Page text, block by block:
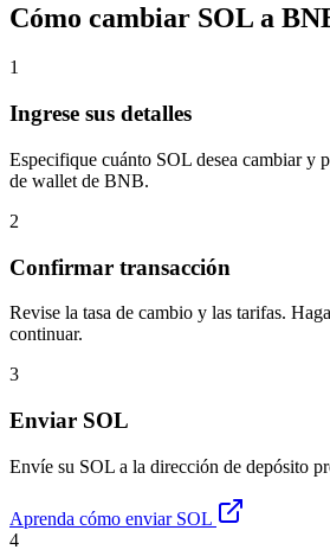
Cómo cambiar SOL a
1
Ingrese sus detalles
Especifique cuánto SOL desea cambiar y
de wallet de BNB.
2
Confirmar transacción
Revise la tasa de cambio y las tarifas.
continuar.
3
Enviar SOL
Envíe su SOL a la dirección de depósito
Aprenda cómo enviar SOL
4